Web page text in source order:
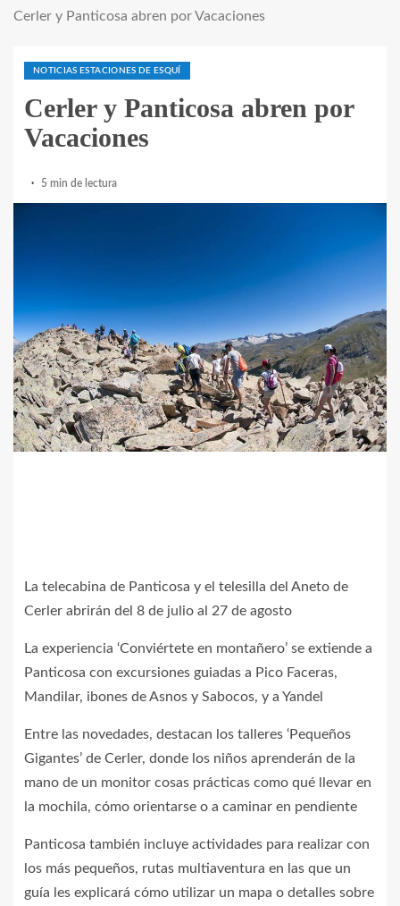
Cerler y Panticosa abren por Vacaciones
NOTICIAS ESTACIONES DE ESQUÍ
Cerler y Panticosa abren por
Vacaciones
5 min de lectura
La telecabina de Panticosa y el telesilla del Aneto de
Cerler abrirán del 8 de julio al 27 de agosto
La experiencia ‘Conviértete en montañero’ se extiende a
Panticosa con excursiones guiadas a Pico Faceras,
Mandilar, ibones de Asnos y Sabocos, y a Yandel
Entre las novedades, destacan los talleres ‘Pequeños
Gigantes’ de Cerler, donde los niños aprenderán de la
mano de un monitor cosas prácticas como qué llevar en
la mochila, cómo orientarse o a caminar en pendiente
Panticosa también incluye actividades para realizar con
los más pequeños, rutas multiaventura en las que un
guía les explicará cómo utilizar un mapa o detalles sobre